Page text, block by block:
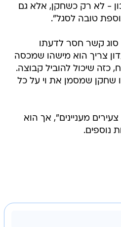
- לא רק כשחקן, אלא גם
טובה לסגל".
סוג קשר חסר לדעתו
צריך הוא מישהו שמכסה
כזה שיכול להוביל קבוצה.
שחקן שמסמן את וי על כל
מעניינים", אך הוא
נוספים.